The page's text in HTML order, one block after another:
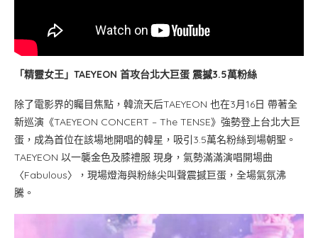
「精靈女王」TAEYEON 首攻台北大巨蛋 震撼3.5萬粉絲
除了電影界的矚目焦點，韓流天后TAEYEON 也在3月16日 帶著全
新巡演《TAEYEON CONCERT – The TENSE》強勢登上台北大巨
蛋，成為首位在該場地開唱的韓星，吸引3.5萬名粉絲到場朝聖。
TAEYEON 以一襲金色及膝禮服 現身，氣勢滿滿演唱開場曲
〈Fabulous〉，現場燈海與粉絲尖叫聲震撼巨蛋，全場氣氛沸
騰。